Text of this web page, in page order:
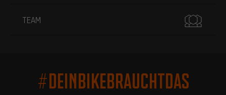
TEAM
#DEINBIKEBRAUCHTDAS